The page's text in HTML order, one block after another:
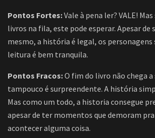
Pontos Fortes:Vale à pena ler? VALE!
livros na fila, este pode esperar. Apesar de
mesmo, a história é legal, os personagens
leitura é bem tranquila.
Pontos Fracos:O fim do livro não chega
tampouco é surpreendente. A história
Mas como um todo, a historia consegue
apesar de ter momentos que demoram pra
acontecer alguma coisa.